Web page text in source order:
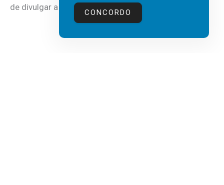
de divulgar a mais recente...
CONCORDO